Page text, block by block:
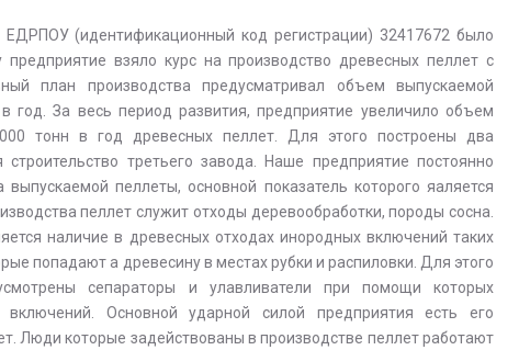
ЕДРПОУ (идентификационный код регистрации) 32417672 было
взяло курс на производство древесных пеллет с
план производства предусматривал объем выпускаемой
год. За весь период развития, предприятие увеличило объем
тонн в год древесных пеллет. Для этого построены два
третьего завода. Наше предприятие постоянно
пеллеты, основной показатель которого яаляется
пеллет служит отходы деревообработки, породы сосна.
наличие в древесных отходах инородных включений таких
попадают а древесину в местах рубки и распиловки. Для этого
сепараторы и улавливатели при помощи которых
включений. Основной ударной силой предприятия есть его
Люди которые задействованы в производстве пеллет работают